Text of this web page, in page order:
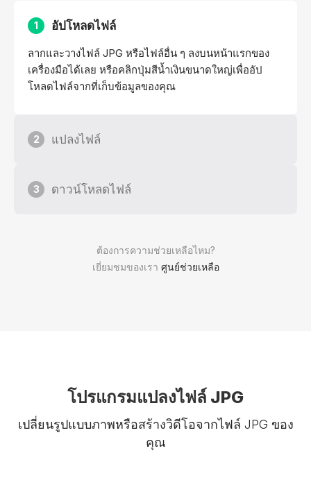
ต้องการความช่วยเหลือไหม?
เยี่ยมชมของเรา ศูนย์ช่วยเหลือ
1 อัปโหลดไฟล์
ลากและวางไฟล์ JPG หรือไฟล์อื่น ๆ ลงบนหน้าแรกของ
เครื่องมือได้เลย หรือคลิกปุ่มสีน้ำเงินขนาดใหญ่เพื่ออัป
โหลดไฟล์จากที่เก็บข้อมูลของคุณ
2 แปลงไฟล์
3 ดาวน์โหลดไฟล์
โปรแกรมแปลงไฟล์ JPG
เปลี่ยนรูปแบบภาพหรือสร้างวิดีโอจากไฟล์ JPG ของ
คุณ